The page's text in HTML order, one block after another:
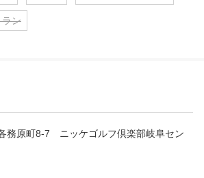
ラン
務原町8-7　ニッケゴルフ倶楽部岐阜セン